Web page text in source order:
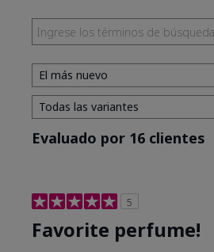
Evaluado por 16 clientes
5
Favorite perfume!